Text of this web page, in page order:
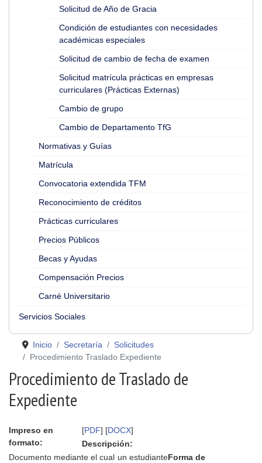
Solicitud de Año de Gracia
Condición de estudiantes con necesidades
académicas especiales
Solicitud de cambio de fecha de examen
Solicitud matrícula prácticas en empresas
curriculares (Prácticas Externas)
Cambio de grupo
Cambio de Departamento TfG
Normativas y Guías
Matrícula
Convocatoria extendida TFM
Reconocimiento de créditos
Prácticas curriculares
Precios Públicos
Becas y Ayudas
Compensación Precios
Carné Universitario
Servicios Sociales
Inicio Secretaría
Solicitudes
Procedimiento Traslado Expediente
Procedimiento de Traslado de
Expediente
Impreso en
formato:
[PDF] [DOCX]
Descripción:
Documento mediante el cual un estudianteForma de